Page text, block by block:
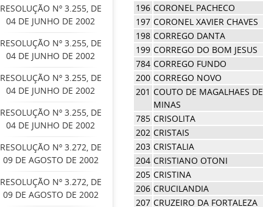
RESOLUÇÃO Nº 3.255, DE
04 DE JUNHO DE 2002
RESOLUÇÃO Nº 3.255, DE
04 DE JUNHO DE 2002
RESOLUÇÃO Nº 3.255, DE
04 DE JUNHO DE 2002
RESOLUÇÃO Nº 3.255, DE
04 DE JUNHO DE 2002
RESOLUÇÃO Nº 3.272, DE
09 DE AGOSTO DE 2002
RESOLUÇÃO Nº 3.272, DE
09 DE AGOSTO DE 2002
196 CORONEL PACHECO
197 CORONEL XAVIER CHAVES
198 CORREGO DANTA
199 CORREGO DO BOM JESUS
784 CORREGO FUNDO
200 CORREGO NOVO
201 COUTO DE MAGALHAES DE
MINAS
785 CRISOLITA
202 CRISTAIS
203 CRISTALIA
204 CRISTIANO OTONI
205 CRISTINA
206 CRUCILANDIA
207 CRUZEIRO DA FORTALEZA